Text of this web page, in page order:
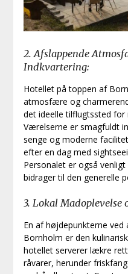
2. Afslappende
Indkvartering:
Hotellet på toppen af
atmosfære og
det ideelle tilflugtssted
Værelserne er smagfuldt
senge og moderne
efter en dag med
Personalet er også
bidrager til den generelle
3. Lokal
En af højdepunkterne
Bornholm er den
hotellet serverer lækre
råvarer, herunder